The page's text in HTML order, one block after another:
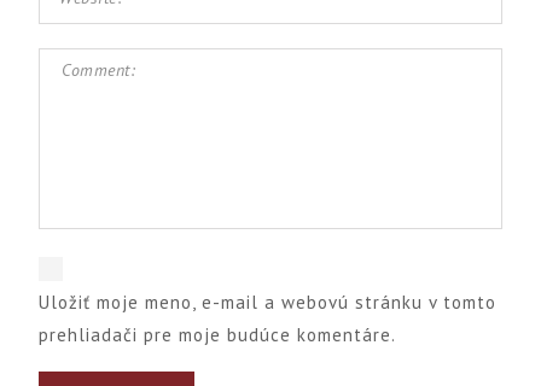
Uložiť moje meno, e-mail a webovú stránku v tomto
prehliadači pre moje budúce komentáre.